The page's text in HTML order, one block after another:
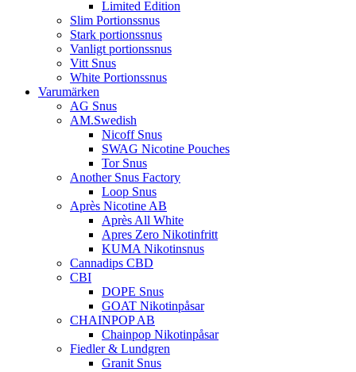
Limited Edition
Slim Portionssnus
Stark portionssnus
Vanligt portionssnus
Vitt Snus
White Portionssnus
Varumärken
AG Snus
AM.Swedish
Nicoff Snus
SWAG Nicotine Pouches
Tor Snus
Another Snus Factory
Loop Snus
Après Nicotine AB
Après All White
Apres Zero Nikotinfritt
KUMA Nikotinsnus
Cannadips CBD
CBI
DOPE Snus
GOAT Nikotinpåsar
CHAINPOP AB
Chainpop Nikotinpåsar
Fiedler & Lundgren
Granit Snus